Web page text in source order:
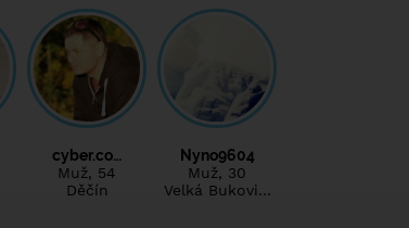
cyber.co…
Muž, 54
Děčín
Nyno9604
Muž, 30
Velká Bukovi…